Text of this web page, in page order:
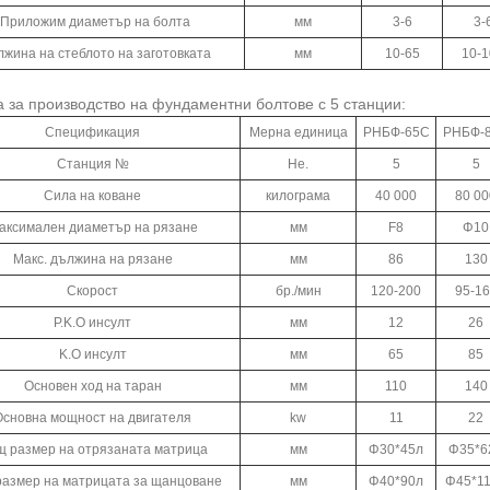
Приложим диаметър на болта мм 3-6 3-
на стеблото на заготовката мм 10-65 10-
производство на фундаментни болтове с 5 станции:
Спецификация Мерна единица РНБФ-65С РНБФ-
Станция № Не. 5 5
Сила на коване килограма 40 000 80
диаметър на рязане мм F8 Φ10
Макс. дължина на рязане мм 86 130
Скорост бр./мин 120-200 95-
P.K.O инсулт мм 12 26
K.O инсулт мм 65 85
Основен ход на таран мм 110 140
мощност на двигателя kw 11 22
размер на отрязаната матрица мм Φ30*45л
на матрицата за щанцоване мм Φ40*90л